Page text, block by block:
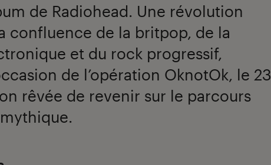
de Radiohead. Une révolution
confluence de la britpop, de la
et du rock progressif,
de l’opération OknotOk, le 23
rêvée de revenir sur le parcours